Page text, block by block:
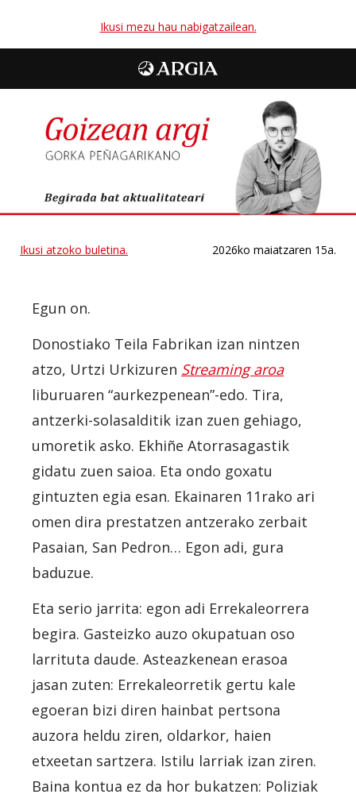
Ikusi mezu hau nabigatzailean.
Ikusi atzoko buletina. 2026ko maiatzaren 15a.
Egun on.
Donostiako Teila Fabrikan izan nintzen
atzo, Urtzi Urkizuren Streaming aroa
liburuaren “aurkezpenean”-edo. Tira,
antzerki-solasalditik izan zuen gehiago,
umoretik asko. Ekhiñe Atorrasagastik
gidatu zuen saioa. Eta ondo goxatu
gintuzten egia esan. Ekainaren 11rako ari
omen dira prestatzen antzerako zerbait
Pasaian, San Pedron… Egon adi, gura
baduzue.
Eta serio jarrita: egon adi Errekaleorrera
begira. Gasteizko auzo okupatuan oso
larrituta daude. Asteazkenean erasoa
jasan zuten: Errekaleorretik gertu kale
egoeran bizi diren hainbat pertsona
auzora heldu ziren, oldarkor, haien
etxeetan sartzera. Istilu larriak izan ziren.
Baina kontua ez da hor bukatzen: Poliziak